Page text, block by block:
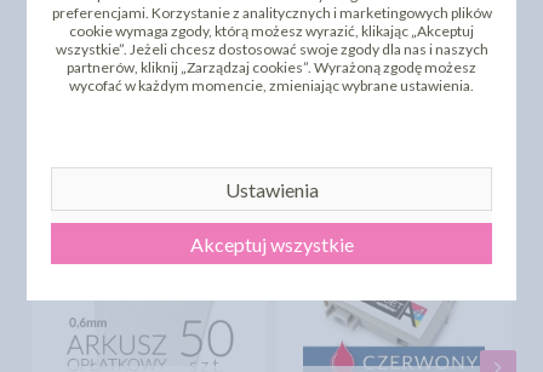
DODAJ SWOJĄ OPINIĘ
PRODUKTY PODOBNE
preferencjami. Korzystanie z analitycznych i marketingowych plików
cookie wymaga zgody, którą możesz wyrazić, klikając „Akceptuj
wszystkie”. Jeżeli chcesz dostosować swoje zgody dla nas i naszych
partnerów, kliknij „Zarządzaj cookies”. Wyrażoną zgodę możesz
wycofać w każdym momencie, zmieniając wybrane ustawienia.
Ustawienia
Akceptuj wszystkie